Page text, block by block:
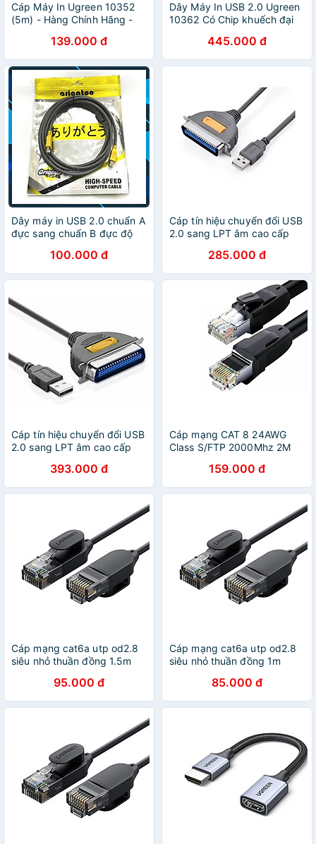
Cáp Máy In Ugreen 10352
(5m) - Hàng Chính Hãng -
139.000 đ
Dây Máy In USB 2.0 Ugreen
10362 Có Chip khuếch đại
USB10362Us122 Hàng chính
hãng
445.000 đ
Dây máy in USB 2.0 chuẩn A
đực sang chuẩn B đực độ
Nhập Khẩu100.000 đ
Cáp tín hiệu chuyển đổi USB
2.0 sang LPT âm cao cấp
225HL30226HL Hàng chính
hãng
285.000 đ
Cáp tín hiệu chuyển đổi USB
2.0 sang LPT âm cao cấp
225HL30227HL Hàng chính
hãng
393.000 đ
Cáp mạng CAT 8 24AWG
Class S/FTP 2000Mhz 2M
Hàng chính hãng
159.000 đ
Cáp mạng cat6a utp od2.8
siêu nhỏ thuần đồng 1.5m
Hàng chính hãng
95.000 đ
Cáp mạng cat6a utp od2.8
siêu nhỏ thuần đồng 1m
Hàng chính hãng
85.000 đ